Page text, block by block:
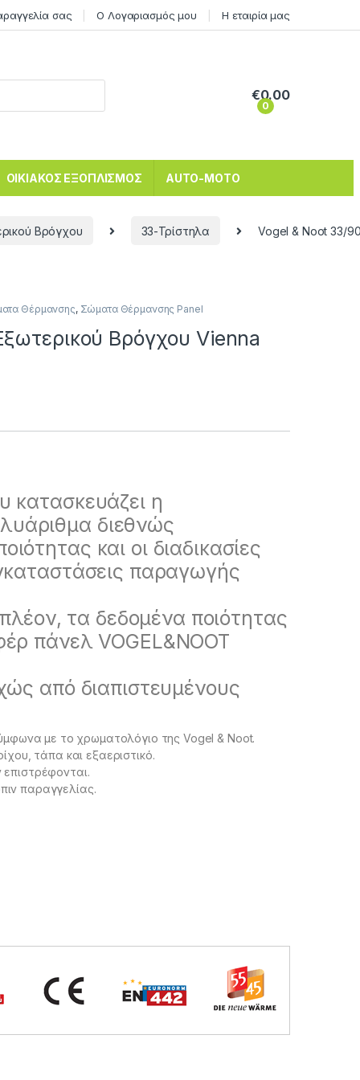
σας Ο Λογαριασμός μου Η εταιρία μας
0
€0.00
ΟΙΚΙΑΚΟΣ ΕΞΟΠΛΙΣΜΟΣ AUTO-MOTO
Βρόγχου 33-Τρίστηλα Vogel & Noot 33/
Θέρμανσης, Σώματα Θέρμανσης Panel
Βρόγχου Vienna
κατασκευάζει η
διεθνώς
και οι διαδικασίες
παραγωγής
τα δεδομένα ποιότητας
πάνελ VOGEL&NOOT
από διαπιστευμένους
με το χρωματολόγιο της Vogel & Noot.
τάπα και εξαεριστικό.
παραγγελίας.